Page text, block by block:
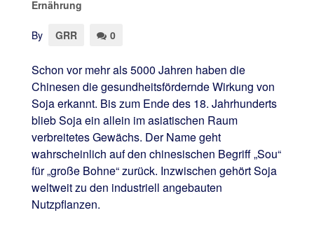
Ernährung
By GRR 0
Schon vor mehr als 5000 Jahren haben die
Chinesen die gesundheitsfördernde Wirkung von
Soja erkannt. Bis zum Ende des 18. Jahrhunderts
blieb Soja ein allein im asiatischen Raum
verbreitetes Gewächs. Der Name geht
wahrscheinlich auf den chinesischen Begriff „Sou“
für „große Bohne“ zurück. Inzwischen gehört Soja
weltweit zu den industriell angebauten
Nutzpflanzen.